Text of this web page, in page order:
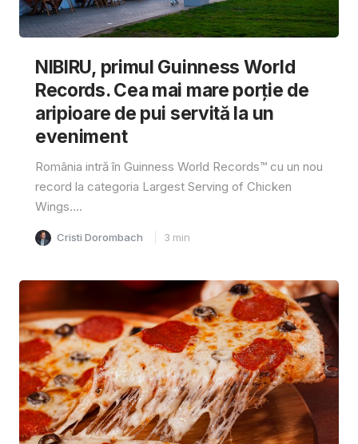
NIBIRU, primul Guinness World
Records. Cea mai mare porție de
aripioare de pui servită la un
eveniment
România intră în Guinness World Records™️ cu un nou
record la categoria Largest Serving of Chicken
Wings....
Cristi Dorombach 3 min